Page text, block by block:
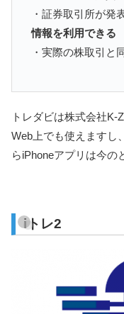
・証券取引所が発
情報を利用できる
・実際の株取引と
トレダビは株式会社K-
Web上でも使えますし
らiPhoneアプリは今の
iトレ2